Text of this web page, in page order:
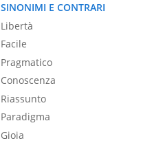
SINONIMI E CONTRARI
Libertà
Facile
Pragmatico
Conoscenza
Riassunto
Paradigma
Gioia